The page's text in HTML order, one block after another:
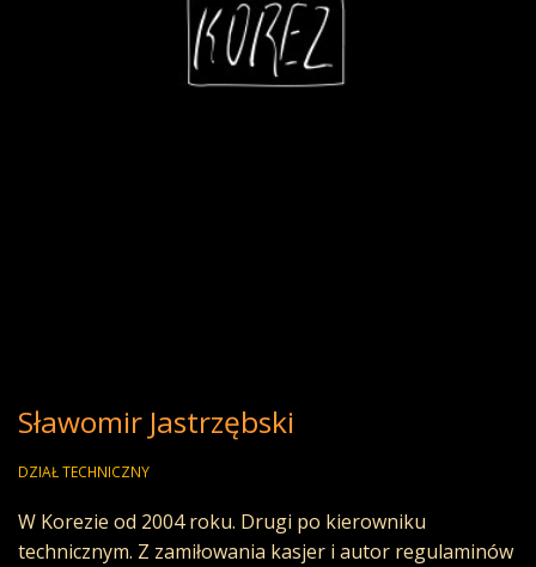
Sławomir Jastrzębski
DZIAŁ TECHNICZNY
W Korezie od 2004 roku. Drugi po kierowniku
technicznym. Z zamiłowania kasjer i autor regulaminów